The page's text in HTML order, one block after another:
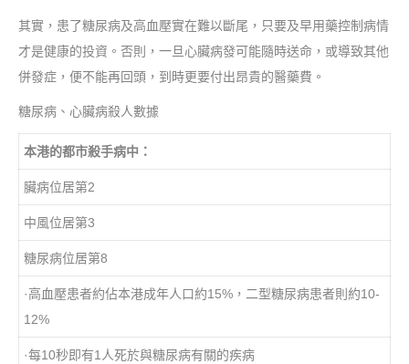
其實，患了糖尿病及高血壓實在難以斷尾，只要及早用藥控制病情
才是健康的投資。否則，一旦心臟病發可能隨時送命，或導致其他
併發症，便不能再回頭，到時更要付出昂貴的醫藥費。
糖尿病、心臟病殺人數據
本港的都市殺手病中：
臟病位居第2
中風位居第3
糖尿病位居第8
·高血壓患者約佔本港成年人口約15%，二型糖尿病患者則約10-
12%
·每10秒即有1人死於與糖尿病有關的疾病